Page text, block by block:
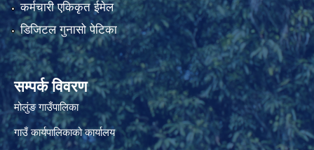
कर्मचारी एकिकृत ईमेल
डिजिटल गुनासो पेटिका
सम्पर्क विवरण
मोलुंङ गाउँपालिका
गाउँ कार्यपालिकाको कार्यालय